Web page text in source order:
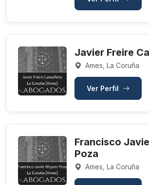
Javier Freire
Ames, La Coruña
Ver Perfil
Francisco
Poza
Ames, La Coruña